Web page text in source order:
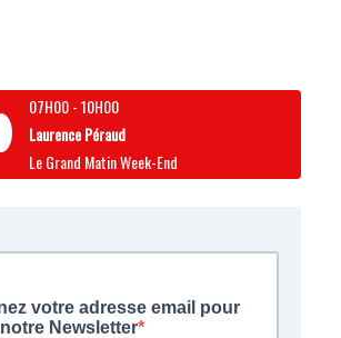
07H00-10H00
Laurence Péraud
Le Grand Matin Week-End